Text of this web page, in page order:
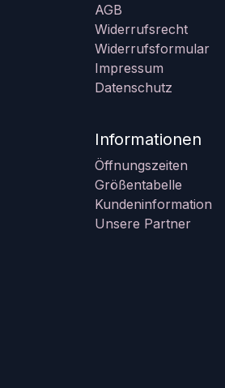
AGB
Widerrufsrecht
Widerrufsformular
Impressum
Datenschutz
Informationen
Öffnungszeiten
Größentabelle
Kundeninformation
Unsere Partner